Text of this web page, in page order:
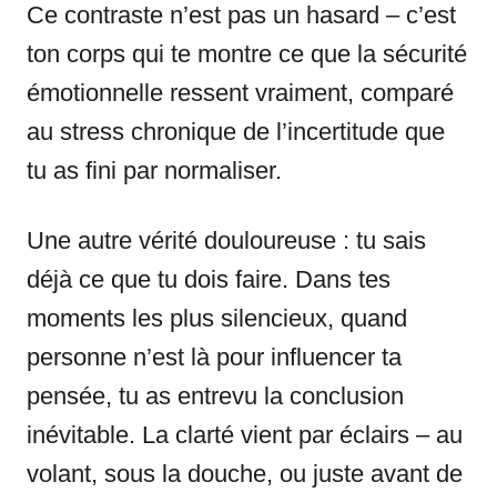
Ce contraste n’est pas un hasard – c’est
ton corps qui te montre ce que la sécurité
émotionnelle ressent vraiment, comparé
au stress chronique de l’incertitude que
tu as fini par normaliser.
Une autre vérité douloureuse : tu sais
déjà ce que tu dois faire. Dans tes
moments les plus silencieux, quand
personne n’est là pour influencer ta
pensée, tu as entrevu la conclusion
inévitable. La clarté vient par éclairs – au
volant, sous la douche, ou juste avant de